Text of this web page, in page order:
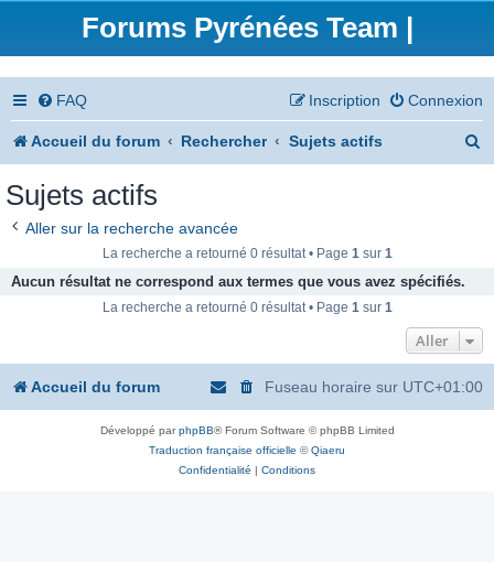
Forums Pyrénées Team |
FAQ Connexion
Inscription
Accueil du forum Rechercher Sujets actifs
e
Sujets actifs
Aller sur la recherche avancée
La recherche a retourné 0 résultat • Page 1sur 1
Aucun résultat ne correspond aux termes que vous avez spécifiés.
La recherche a retourné 0 résultat • Page 1sur 1
Aller
Accueil du forum Fuseau horaire sur UTC+01:00
Développé parphpBB® Forum Software © phpBB Limited
Traduction française officielle ©Qiaeru
Confidentialité | Conditions